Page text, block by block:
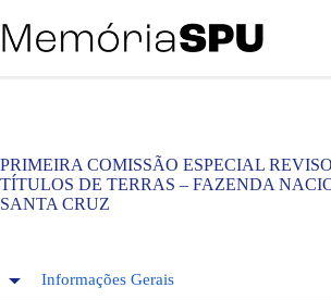
para
o
PRIMEIRA COMISSÃO ESPECIAL
TÍTULOS DE TERRAS – FAZENDA
SANTA CRUZ
Informações Gerais